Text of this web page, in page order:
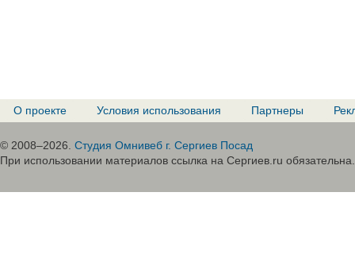
О проекте Условия использования Партнеры
© 2008–2026. Студия Омнивеб г. Сергиев Посад
При использовании материалов ссылка на Сергиев.ru обязательна.